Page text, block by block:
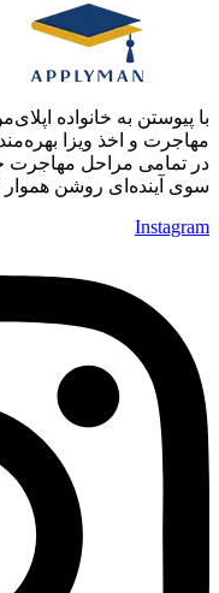
با پیوستن به خانواده
مهاجرت و اخذ ویزا
در تمامی مراحل مهاجرت
سوی آینده‌ای روشن هموار
Instagram